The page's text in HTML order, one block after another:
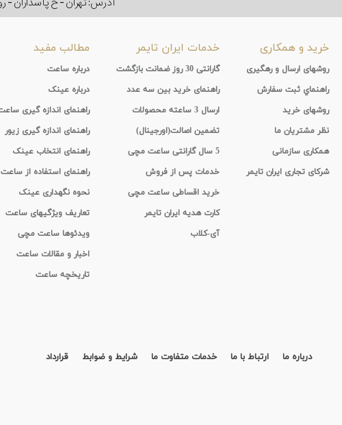
خرید و همکاری
روشهای ارسال و رهگیری
راهنماي ثبت سفارش
روشهای خرید
نظر مشتریان ما
همکاری سازمانی
شرکای تجاری ایران تایمر
خدمات ایران تایمر
گارانتی 30 روز ضمانت بازگشت
راهنمای خرید بین سه عدد
ارسال 3 ساعته محصولات
تضمین اصالت(اورجینال)
5 سال گارانتی ساعت مچی
خدمات پس از فروش
خرید اقساطی ساعت مچی
کارت هدیه ایران تایمر
آی-کلاب
مطالب مفید
درباره ساعت
درباره عینک
راهنمای اندازه گیری
راهنمای اندازه گیری زیور
راهنمای انتخاب عینک
راهنمای استفاده از ساعت
نحوه نگهداری عینک
تعاریف ویژگیهای ساعت
ویدئوها ساعت مچی
اخبار و مقالات ساعت
تاریخچه ساعت
درباره ما ارتباط با ما خدمات متفاوت ما شرایط و ضوابط قرارداد